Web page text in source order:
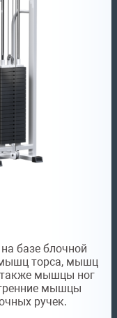
базе блочной
торса, мышц
также мышцы ног
мышцы
ручек.